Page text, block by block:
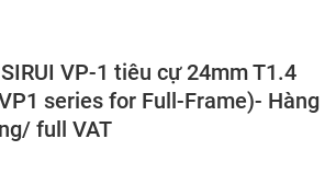
VP-1 tiêu cự 24mm T1.4
series for Full-Frame)- Hàng
full VAT